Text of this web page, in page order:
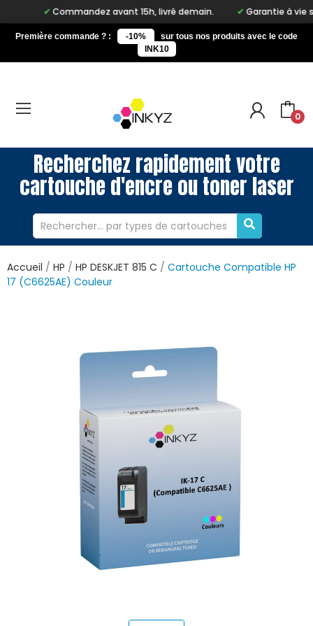
Commandez avant 15h, livré demain. Garantie à vie sur
Première commande ? : -10%
sur tous nos produits avec le code
INK10
0
Recherchez rapidement votre
cartouche d'encre ou toner laser
Accueil HP HP DESKJET 815 C
Cartouche Compatible HP
17 (C6625AE) Couleur